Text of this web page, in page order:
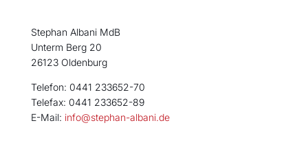
Stephan Albani MdB
Unterm Berg 20
26123 Oldenburg
Telefon: 0441 233652-70
Telefax: 0441 233652-89
E-Mail: info@stephan-albani.de